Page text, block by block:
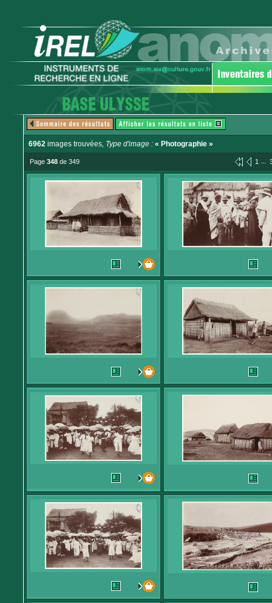
6962 images trouvées, Type d'image : « Photographie »
Page 348 de 349 1 ...